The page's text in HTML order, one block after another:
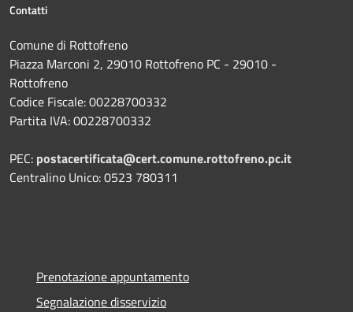
Contatti
Comune di Rottofreno
Piazza Marconi 2, 29010 Rottofreno PC - 29010 -
Rottofreno
Codice Fiscale: 00228700332
Partita IVA: 00228700332
PEC: postacertificata@cert.comune.rottofreno.pc.it
Centralino Unico: 0523 780311
Prenotazione appuntamento
Segnalazione disservizio